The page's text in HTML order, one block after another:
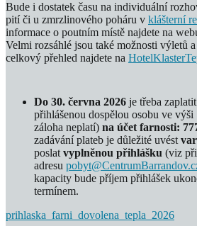
Bude i dostatek času na individuální
pití či u zmrzlinového poháru v klášterní
informace o poutním místě najdete na
Velmi rozsáhlé jsou také možnosti výletů
celkový přehled najdete na
Do 30. června 2026 je třeba
přihlášenou dospělou osobu ve výši
záloha neplatí) na účet farnosti:
zadávání plateb je důležité uvést
poslat vyplněnou přihlášku (viz
adresu
kapacity bude příjem přihlášek
termínem.
prihlaska_farni_dovolena_tepla_2026